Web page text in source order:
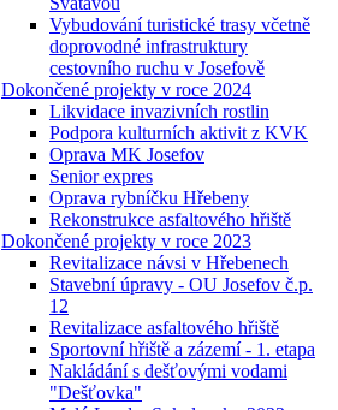
Vybudování turistické trasy včetně
doprovodné infrastruktury
cestovního ruchu v Josefově
Dokončené projekty v roce 2024
Likvidace invazivních rostlin
Podpora kulturních aktivit z KVK
Oprava MK Josefov
Senior expres
Oprava rybníčku Hřebeny
Rekonstrukce asfaltového hřiště
Dokončené projekty v roce 2023
Revitalizace návsi v Hřebenech
Stavební úpravy - OU Josefov č.p.
12
Revitalizace asfaltového hřiště
Sportovní hřiště a zázemí - 1. etapa
Nakládání s dešťovými vodami
"Dešťovka"